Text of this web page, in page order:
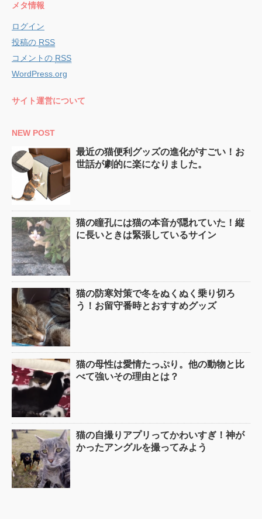
メタ情報
ログイン
投稿の RSS
コメントの RSS
WordPress.org
サイト運営について
NEW POST
最近の猫便利グッズの進化がすごい！お
世話が劇的に楽になりました。
猫の瞳孔には猫の本音が隠れていた！縦
に長いときは緊張しているサイン
猫の防寒対策で冬をぬくぬく乗り切ろ
う！お留守番時とおすすめグッズ
猫の母性は愛情たっぷり。他の動物と比
べて強いその理由とは？
猫の自撮りアプリってかわいすぎ！神が
かったアングルを撮ってみよう